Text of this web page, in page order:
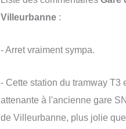
Villeurbanne :
- Arret vraiment sympa.
- Cette station du tramway T3
attenante à l'ancienne gare
de Villeurbanne, plus jolie